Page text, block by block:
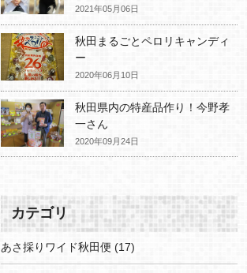
2021年05月06日
秋田まるごとペロリキャンディ
ー
2020年06月10日
秋田県内の特産品作り！今野孝
一さん
2020年09月24日
カテゴリ
あさ採りワイド秋田便 (17)